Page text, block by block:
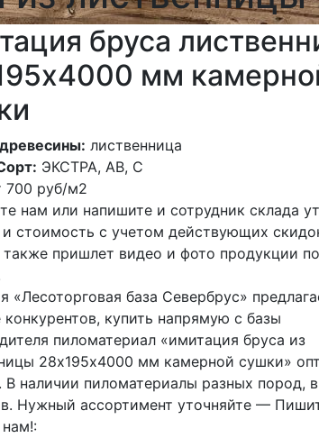
бруса
мм
лиственница
ЭКСТРА, АВ, С
700 руб/м2
нам или напишите и сотрудник склада
и стоимость с учетом действующих
также пришлет видео и фото продукции по
«Лесоторговая база Севербрус»
купить напрямую с базы
пиломатериал «имитация бруса из
28х195х4000 мм камерной сушки»
В наличии пиломатериалы разных пород,
Нужный ассортимент уточняйте —